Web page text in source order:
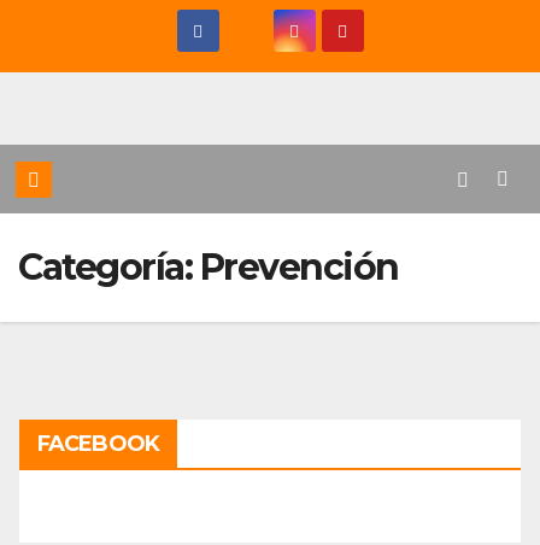
Categoría: Prevención
FACEBOOK